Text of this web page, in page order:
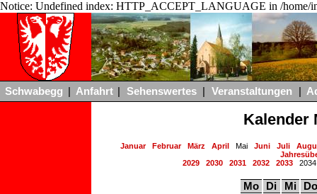
Notice: Undefined index: HTTP_ACCEPT_LANGUAGE in /home/
Schwabegg Anfahrt Sehenswertes Veranstaltungen
Kalender
Januar Februar März April Mai Juni Juli
2029
2030 2031 2032 2033
Mo Di Mi
Do